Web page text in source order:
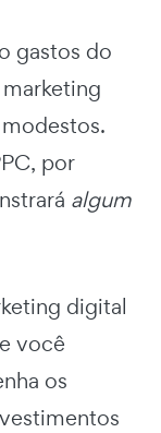
gastos do
por
algum
digital
você
os